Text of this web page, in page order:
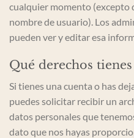
cualquier momento (excepto
nombre de usuario). Los
pueden ver y editar esa
Qué derechos
Si tienes una cuenta o has
puedes solicitar recibir un
datos personales que
dato que nos hayas